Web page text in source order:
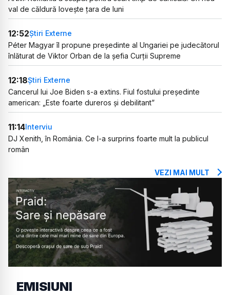
val de căldură lovește țara de luni
12:52Știri Externe
Péter Magyar îl propune președinte al Ungariei pe judecătorul
înlăturat de Viktor Orban de la șefia Curții Supreme
12:18Știri Externe
Cancerul lui Joe Biden s-a extins. Fiul fostului președinte
american: „Este foarte dureros și debilitant”
11:14Interviu
DJ Xenith, în România. Ce l-a surprins foarte mult la publicul
român
VEZI MAI MULT
EMISIUNI